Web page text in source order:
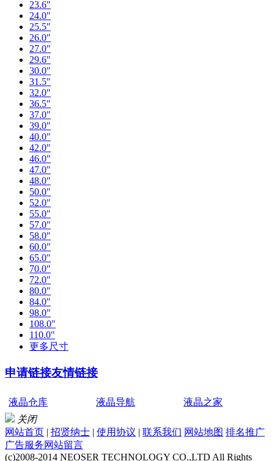
23.6"
24.0"
25.5"
26.0"
27.0"
29.6"
30.0"
31.5"
32.0"
36.5"
37.0"
39.0"
40.0"
42.0"
46.0"
47.0"
48.0"
50.0"
52.0"
55.0"
57.0"
58.0"
60.0"
65.0"
70.0"
72.0"
80.0"
84.0"
98.0"
108.0"
110.0"
更多尺寸
申请链接友情链接
液晶仓库 液晶导航
液晶之家
关闭
网站首页 | 招贤纳士 | 使用协议 | 联系我们 网站地图 排名推广
广告服务网站留言
(c)2008-2014 NEOSER TECHNOLOGY CO.,LTD All Rights